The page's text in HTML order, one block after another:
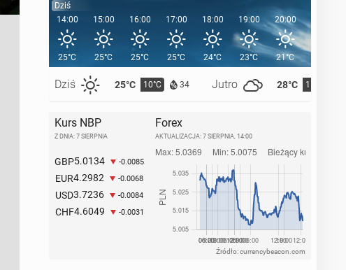
Dziś
14:00
25°C
Dziś 25°C 10°C 34 Jutro 28°C 11°C
15:00
25°C
16:00
25°C
17:00
25°C
18:00
24°C
19:00
23°C
20:00
21°C
Kurs NBP
Z DNIA: 7 SIERPNIA
GBP5.0134 -0.0085
EUR4.2982 -0.0068
USD3.7236 -0.0084
CHF4.6049 -0.0031
Forex
AKTUALIZACJA: 7 SIERPNIA, 14:00
Źródło: currencybeacon.com